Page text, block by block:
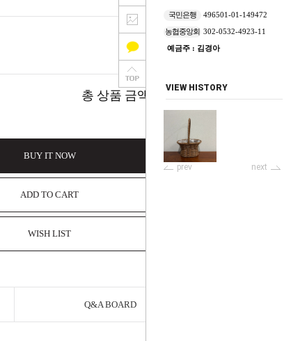
국민은행
496501-01-149472
농협중앙회 302-0532-4923-11
예금주 : 김경아
VIEW HISTORY
prev next
4,400 원
총 상품 금액 4,400원
BUY IT NOW
ADD TO CART
WISH LIST
Q&A BOARD